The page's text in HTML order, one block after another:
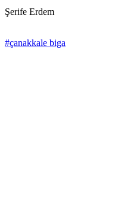
Şerife Erdem
#çanakkale biga